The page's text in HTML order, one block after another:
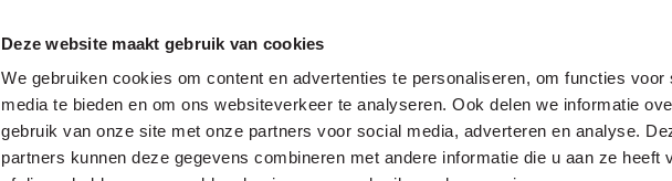
Deze website maakt gebruik van cookies
We gebruiken cookies om content en advertenties te personaliseren, om functies voor
media te bieden en om ons websiteverkeer te analyseren. Ook delen we informatie
gebruik van onze site met onze partners voor social media, adverteren en analyse.
partners kunnen deze gegevens combineren met andere informatie die u aan ze heeft